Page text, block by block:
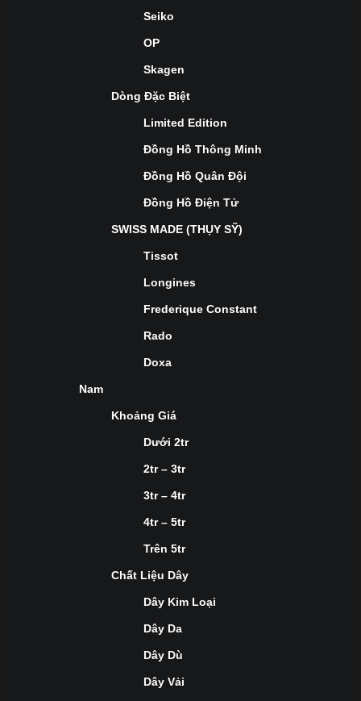
Seiko
OP
Skagen
Dòng Đặc Biệt
Limited Edition
Đồng Hồ Thông Minh
Đồng Hồ Quân Đội
Đồng Hồ Điện Tử
SWISS MADE (THỤY SỸ)
Tissot
Longines
Frederique Constant
Rado
Doxa
Nam
Khoảng Giá
Dưới 2tr
2tr – 3tr
3tr – 4tr
4tr – 5tr
Trên 5tr
Chất Liệu Dây
Dây Kim Loại
Dây Da
Dây Dù
Dây Vải